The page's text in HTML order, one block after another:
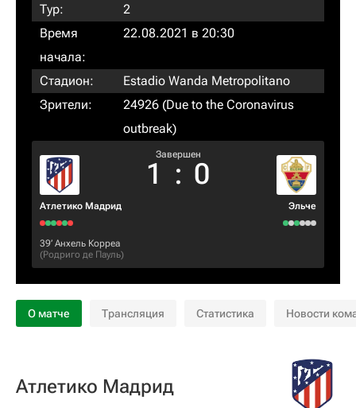
Тур:
2
Время
начала:
22.08.2021 в 20:30
Стадион:
Estadio Wanda Metropolitano
Зрители:
24926 (Due to the Coronavirus
outbreak)
Атлетико Мадрид
Завершен
1 : 0
Эльче
39‎’‎ Анхель Корреа
(Родриго де Пауль)
О матче Трансляция Статистика Новости
Атлетико Мадрид